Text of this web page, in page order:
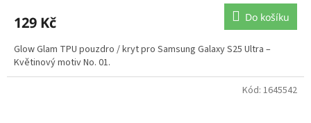
129 Kč Do košíku
Glow Glam TPU pouzdro / kryt pro Samsung Galaxy S25 Ultra –
Květinový motiv No. 01.
Kód: 1645542